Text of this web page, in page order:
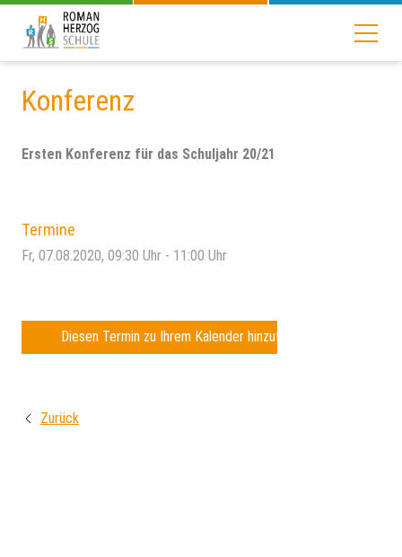
Konferenz
Ersten Konferenz für das Schuljahr 20/21
Termine
Fr, 07.08.2020, 09:30 Uhr - 11:00 Uhr
Diesen Termin zu Ihrem Kalender hinzufügen
Zurück